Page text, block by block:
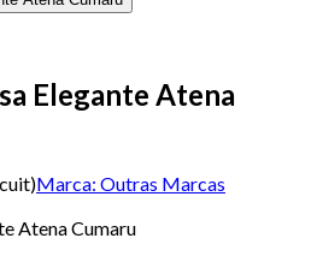
Elegante Atena
)Marca: Outras Marcas
Atena Cumaru